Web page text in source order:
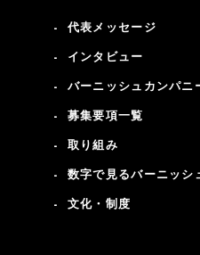
代表メッセージ
インタビュー
バーニッシュカンパニ
募集要項一覧
取り組み
数字で見るバーニッシ
文化・制度